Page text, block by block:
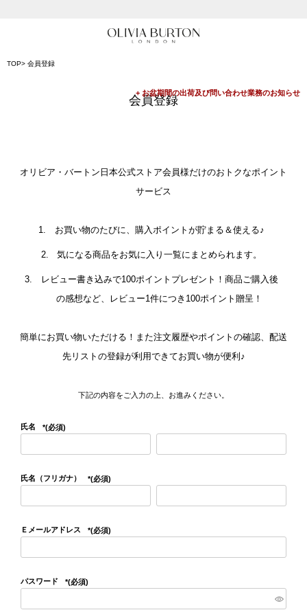
TOP 会員登録
会員登録
オリビア・バートン日本公式ストア会員様だけのおトクなポイント
サービス
お買い物のたびに、購入ポイントが貯まる＆使える♪
気になる商品をお気に入り一覧にまとめられます。
レビュー書き込みで100ポイントプレゼント！商品ご購入後
の感想など、レビュー1件につき100ポイント贈呈！
簡単にお買い物いただける！また注文履歴やポイントの確認、配送
先リストの登録が利用できてお買い物が便利♪
下記の内容をご入力の上、お進みください。
氏名 (必須)
氏名（フリガナ） (必須)
Ｅメールアドレス (必須)
パスワード (必須)